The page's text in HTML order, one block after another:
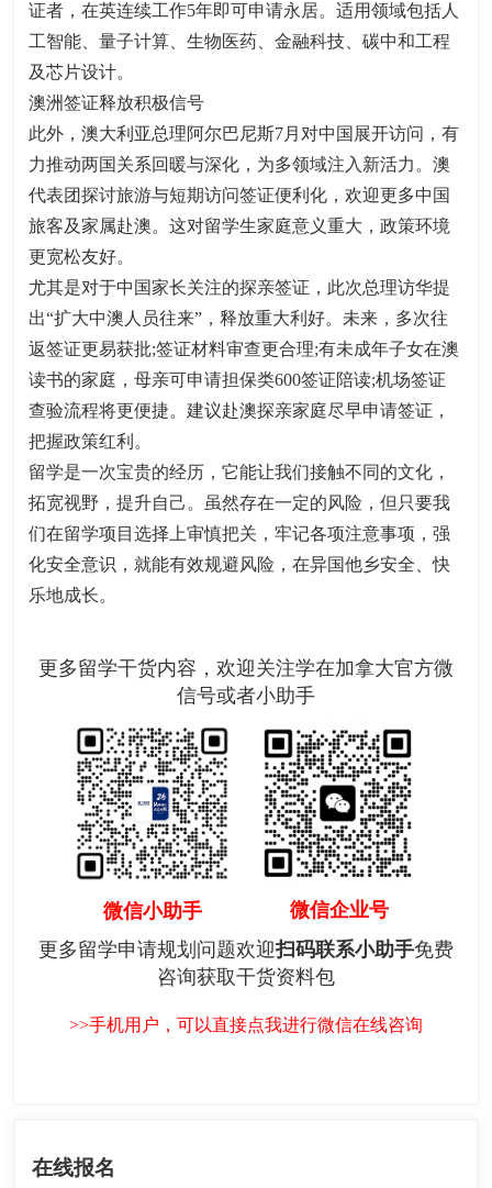
证者，在英连续工作5年即可申请永居。适用领域包括人
工智能、量子计算、生物医药、金融科技、碳中和工程
及芯片设计。
澳洲签证释放积极信号
此外，澳大利亚总理阿尔巴尼斯7月对中国展开访问，有
力推动两国关系回暖与深化，为多领域注入新活力。澳
代表团探讨旅游与短期访问签证便利化，欢迎更多中国
旅客及家属赴澳。这对留学生家庭意义重大，政策环境
更宽松友好。
尤其是对于中国家长关注的探亲签证，此次总理访华提
出“扩大中澳人员往来”，释放重大利好。未来，多次往
返签证更易获批;签证材料审查更合理;有未成年子女在澳
读书的家庭，母亲可申请担保类600签证陪读;机场签证
查验流程将更便捷。建议赴澳探亲家庭尽早申请签证，
把握政策红利。
留学是一次宝贵的经历，它能让我们接触不同的文化，
拓宽视野，提升自己。虽然存在一定的风险，但只要我
们在留学项目选择上审慎把关，牢记各项注意事项，强
化安全意识，就能有效规避风险，在异国他乡安全、快
乐地成长。
更多留学干货内容，欢迎关注学在加拿大官方微
信号或者小助手
微信小助手
微信企业号
更多留学申请规划问题欢迎扫码联系小助手免费
咨询获取干货资料包
>>手机用户，可以直接点我进行微信在线咨询
在线报名